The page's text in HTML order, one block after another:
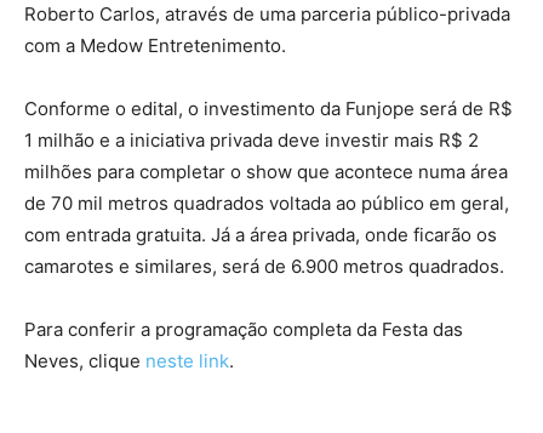
Roberto Carlos, através de uma parceria público-privada
com a Medow Entretenimento.
Conforme o edital, o investimento da Funjope será de R$
1 milhão e a iniciativa privada deve investir mais R$ 2
milhões para completar o show que acontece numa área
de 70 mil metros quadrados voltada ao público em geral,
com entrada gratuita. Já a área privada, onde ficarão os
camarotes e similares, será de 6.900 metros quadrados.
Para conferir a programação completa da Festa das
Neves, clique neste link.